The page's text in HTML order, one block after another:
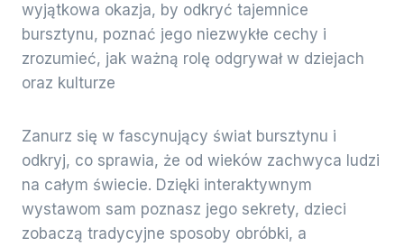
wyjątkowa okazja, by odkryć tajemnice
bursztynu, poznać jego niezwykłe cechy i
zrozumieć, jak ważną rolę odgrywał w dziejach
oraz kulturze
Zanurz się w fascynujący świat bursztynu i
odkryj, co sprawia, że od wieków zachwyca ludzi
na całym świecie. Dzięki interaktywnym
wystawom sam poznasz jego sekrety, dzieci
zobaczą tradycyjne sposoby obróbki, a